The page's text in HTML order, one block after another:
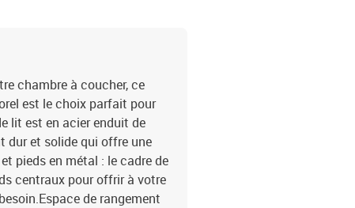
chambre à coucher, ce
est le choix parfait pour
lit est en acier enduit de
dur et solide qui offre une
pieds en métal : le cadre de
centraux pour offrir à votre
de rangement